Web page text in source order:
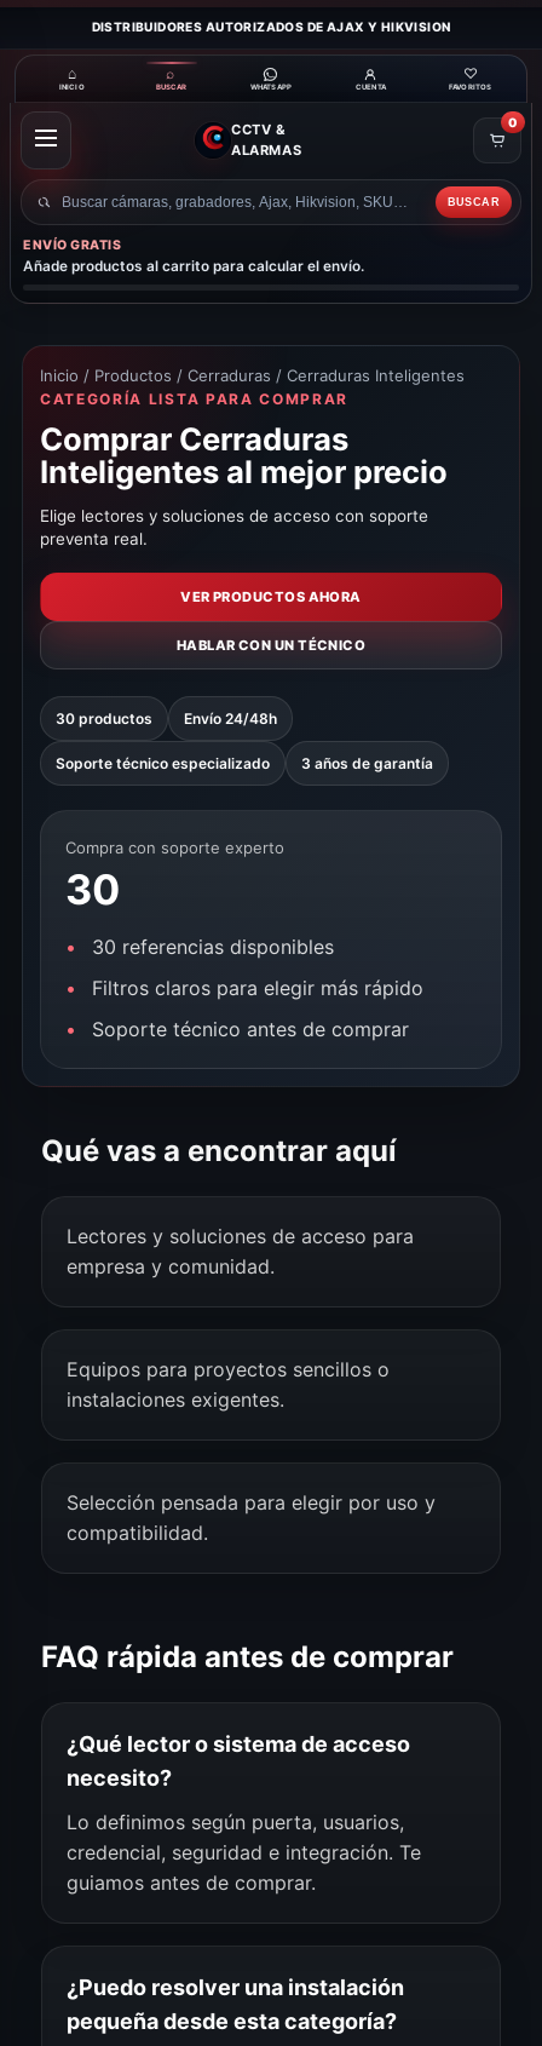
DISTRIBUIDORES AUTORIZADOS DE AJAX Y HIKVISION
⌂
INICIO
⌕
BUSCAR WHATSAPP CUENTA
♡
FAVORITOS
ABRIR
MENÚ
CCTV &
ALARMAS
Buscar
productos
BUSCAR
0
ENVÍO GRATIS
Añade productos al carrito para calcular el envío.
Inicio / Productos / Cerraduras / Cerraduras Inteligentes
CATEGORÍA LISTA PARA COMPRAR
Comprar Cerraduras
Inteligentes al mejor precio
Elige lectores y soluciones de acceso con soporte
preventa real.
VER PRODUCTOS AHORA
HABLAR CON UN TÉCNICO
30 productos Envío 24/48h
Soporte técnico especializado 3 años de garantía
Compra con soporte experto
30
30 referencias disponibles
Filtros claros para elegir más rápido
Soporte técnico antes de comprar
Qué vas a encontrar aquí
Lectores y soluciones de acceso para
empresa y comunidad.
Equipos para proyectos sencillos o
instalaciones exigentes.
Selección pensada para elegir por uso y
compatibilidad.
FAQ rápida antes de comprar
¿Qué lector o sistema de acceso
necesito?
Lo definimos según puerta, usuarios,
credencial, seguridad e integración. Te
guiamos antes de comprar.
¿Puedo resolver una instalación
pequeña desde esta categoría?